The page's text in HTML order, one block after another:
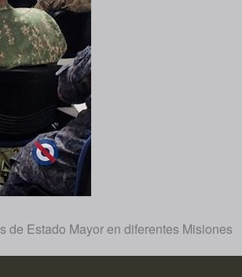
de Estado Mayor en diferentes Misiones